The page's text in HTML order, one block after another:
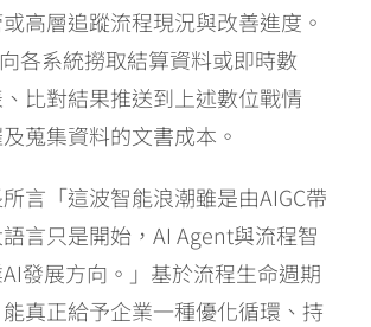
高層追蹤流程現況與改善進度。
各系統撈取結算資料或即時數
比對結果推送到上述數位戰情
蒐集資料的文書成本。
言「這波智能浪潮雖是由AIGC帶
言只是開始，AI Agent與流程智
發展方向。」基於流程生命週期
真正給予企業一種優化循環、持